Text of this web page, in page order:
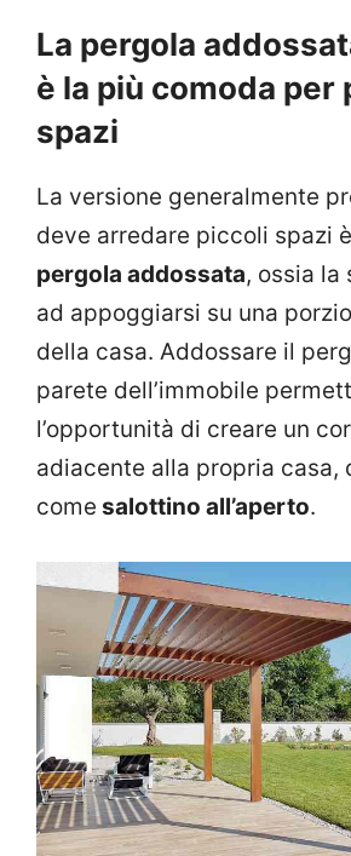
La pergola
è la più comoda per
spazi
La versione generalmente
deve arredare piccoli spazi
pergola addossata, ossia la
ad appoggiarsi su una
della casa. Addossare il
parete dell’immobile
l’opportunità di creare un
adiacente alla propria casa,
come salottino all’aperto.